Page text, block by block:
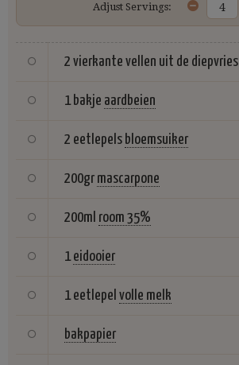
Adjust Servings:
2 vierkante vellen uit de diepvries
1 bakje aardbeien
2 eetlepels bloemsuiker
200gr mascarpone
200ml room 35%
1 eidooier
1 eetlepel volle melk
bakpapier